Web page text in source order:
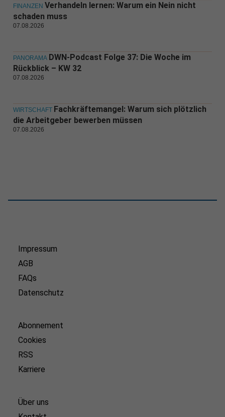
FINANZEN Verhandeln lernen: Warum ein Nein nicht
schaden muss
07.08.2026
PANORAMA DWN-Podcast Folge 37: Die Woche im
Rückblick – KW 32
07.08.2026
WIRTSCHAFT Fachkräftemangel: Warum sich plötzlich
die Arbeitgeber bewerben müssen
07.08.2026
Impressum
AGB
FAQs
Datenschutz
Abonnement
Cookies
RSS
Karriere
Über uns